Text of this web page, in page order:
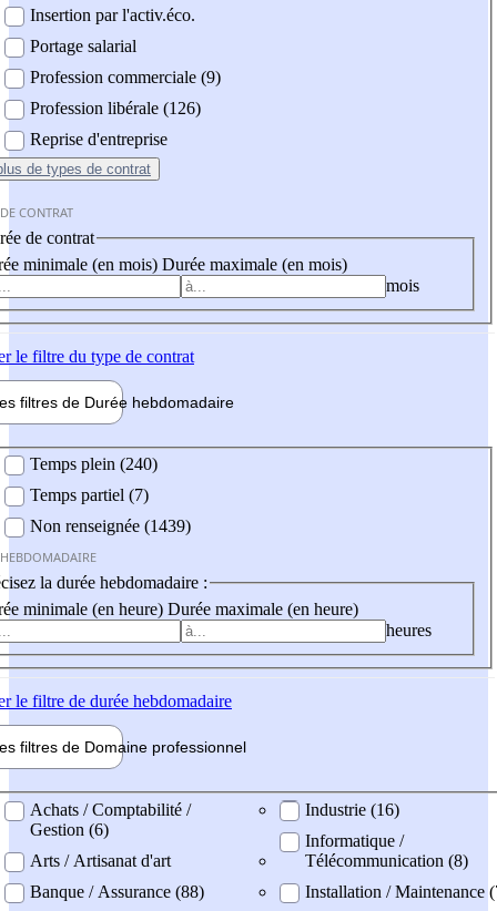
Insertion par l'activ.éco.
Portage salarial
Profession commerciale (9)
Profession libérale (126)
Reprise d'entreprise
de types de contrat
CONTRAT
de contrat
minimale (en mois) Durée maximale (en mois)
mois
le filtre du type de contrat
filtres de Durée hebdomadaire
Temps plein (240)
Temps partiel (7)
Non renseignée (1439)
la durée hebdomadaire :
minimale (en heure) Durée maximale (en heure)
heures
le filtre de durée hebdomadaire
filtres de Domaine professionnel
professionel
Achats / Comptabilité /
Gestion (6)
Arts / Artisanat d'art
Banque / Assurance (88)
Industrie (16)
Informatique /
Télécommunication (8)
Installation / Maintenance